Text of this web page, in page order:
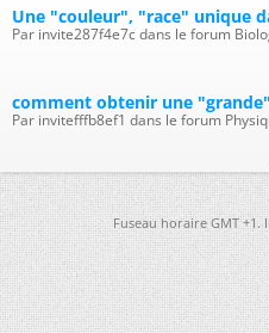
Une "couleur", "race" unique
Par invite287f4e7c dans le forum
comment obtenir une
Par invitefffb8ef1 dans le forum
Fuseau horaire GMT